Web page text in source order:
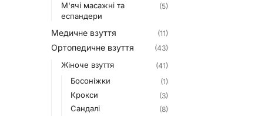
М'ячі масажні та
еспандери
(5)
Медичне взуття (11)
Ортопедичне взуття (43)
Жіноче взуття (41)
Босоніжки (1)
Крокси (3)
Сандалі (8)